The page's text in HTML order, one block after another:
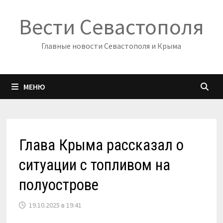
содержимому
Вести Севастополя
Главные новости Севастополя и Крыма
МЕНЮ
Глава Крыма рассказал о
ситуации с топливом на
полуострове
19.10.2025 в 19:41